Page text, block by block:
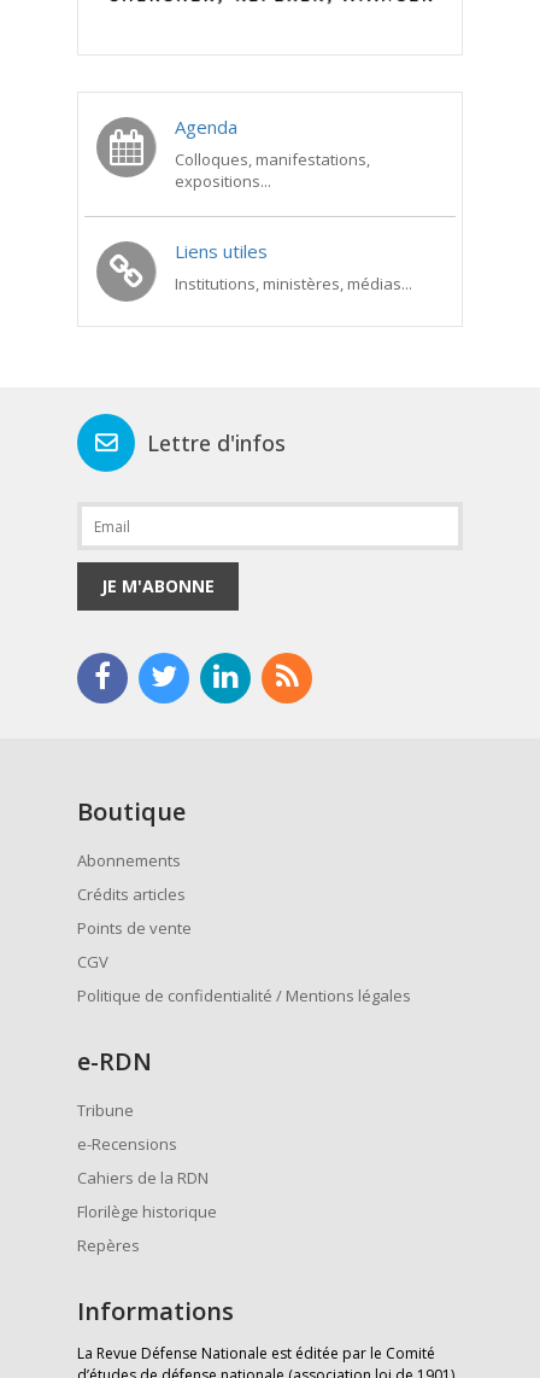
Agenda
Colloques, manifestations,
expositions...
Liens utiles
Institutions, ministères, médias...
Lettre d'infos
JE M'ABONNE
Boutique
Abonnements
Crédits articles
Points de vente
CGV
Politique de confidentialité / Mentions légales
e-RDN
Tribune
e-Recensions
Cahiers de la RDN
Florilège historique
Repères
Informations
La Revue Défense Nationale est éditée par le Comité